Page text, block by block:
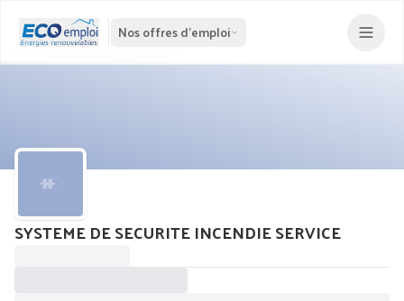
Nos offres d'emploi
SYSTEME DE SECURITE INCENDIE SERVICE